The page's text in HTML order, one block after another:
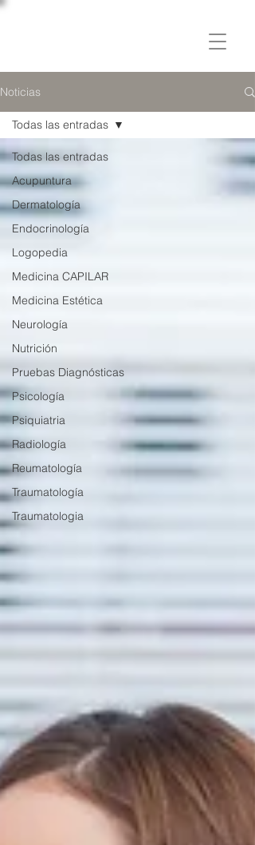
Noticias
Todas las entradas
Acupuntura
Dermatología
Endocrinología
Logopedia
Medicina CAPILAR
Medicina Estética
Neurología
Nutrición
Pruebas Diagnósticas
Psicología
Psiquiatria
Radiología
Reumatología
Traumatología
Traumatologia
Todas las entradas